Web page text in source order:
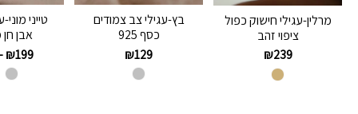
מרלין-עגילי חישוק כפול
ציפוי זהב
₪239
בץ-עגילי צב צמודים
כסף 925
₪129
טייני
אבן חן
₪199